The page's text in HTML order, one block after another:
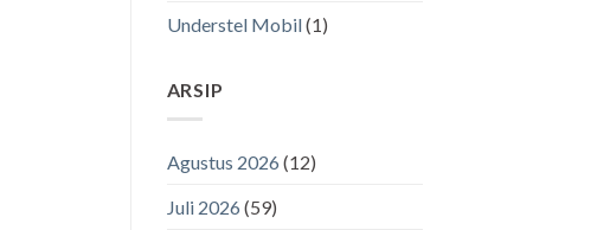
Understel Mobil(1)
ARSIP
Agustus 2026 (12)
Juli 2026 (59)